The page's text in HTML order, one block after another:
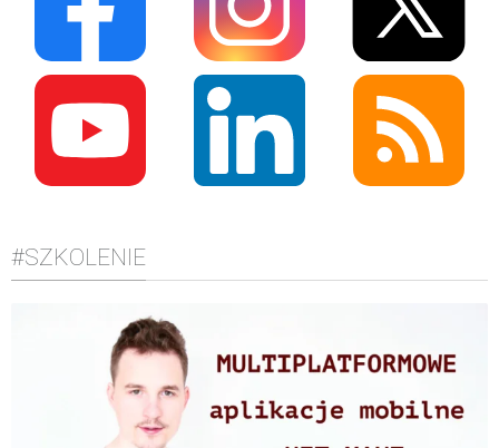
BIZNES
PO GODZINACH
KONTAKT
#SZKOLENIE